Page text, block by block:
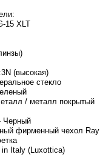
15 XLT
(высокая)
стекло
/ металл покрытый
Черный
фирменный чехол Ray
in Italy (Luxottica)